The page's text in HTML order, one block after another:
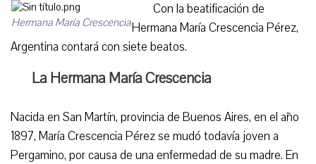
Hermana María Crescencia
Con la beatificación de
Hermana María Crescencia Pérez,
Argentina contará con siete beatos.
La Hermana María Crescencia
Nacida en San Martín, provincia de Buenos Aires, en el año
1897, María Crescencia Pérez se mudó todavía joven a
Pergamino, por causa de una enfermedad de su madre. En